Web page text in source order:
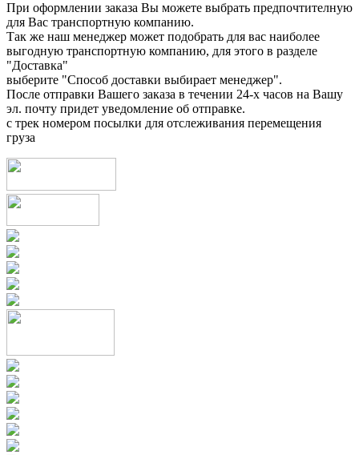
При оформлении заказа Вы можете выбрать предпочтителную
для Вас транспортную компанию.
Так же наш менеджер может подобрать для вас наиболее
выгодную транспортную компанию, для этого в разделе
"Доставка"
выберите "Способ доставки выбирает менеджер".
После отправки Вашего заказа в течении 24-х часов на Вашу
эл. почту придет уведомление об отправке.
с трек номером посылки для отслеживания перемещения
груза